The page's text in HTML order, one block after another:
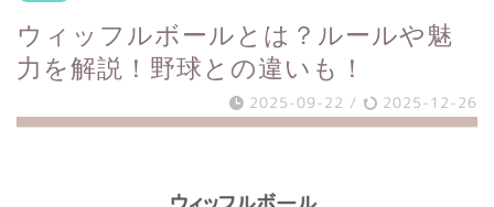
ウィッフルボールとは？ルールや魅
力を解説！野球との違いも！
2025-09-22 / 2025-12-26